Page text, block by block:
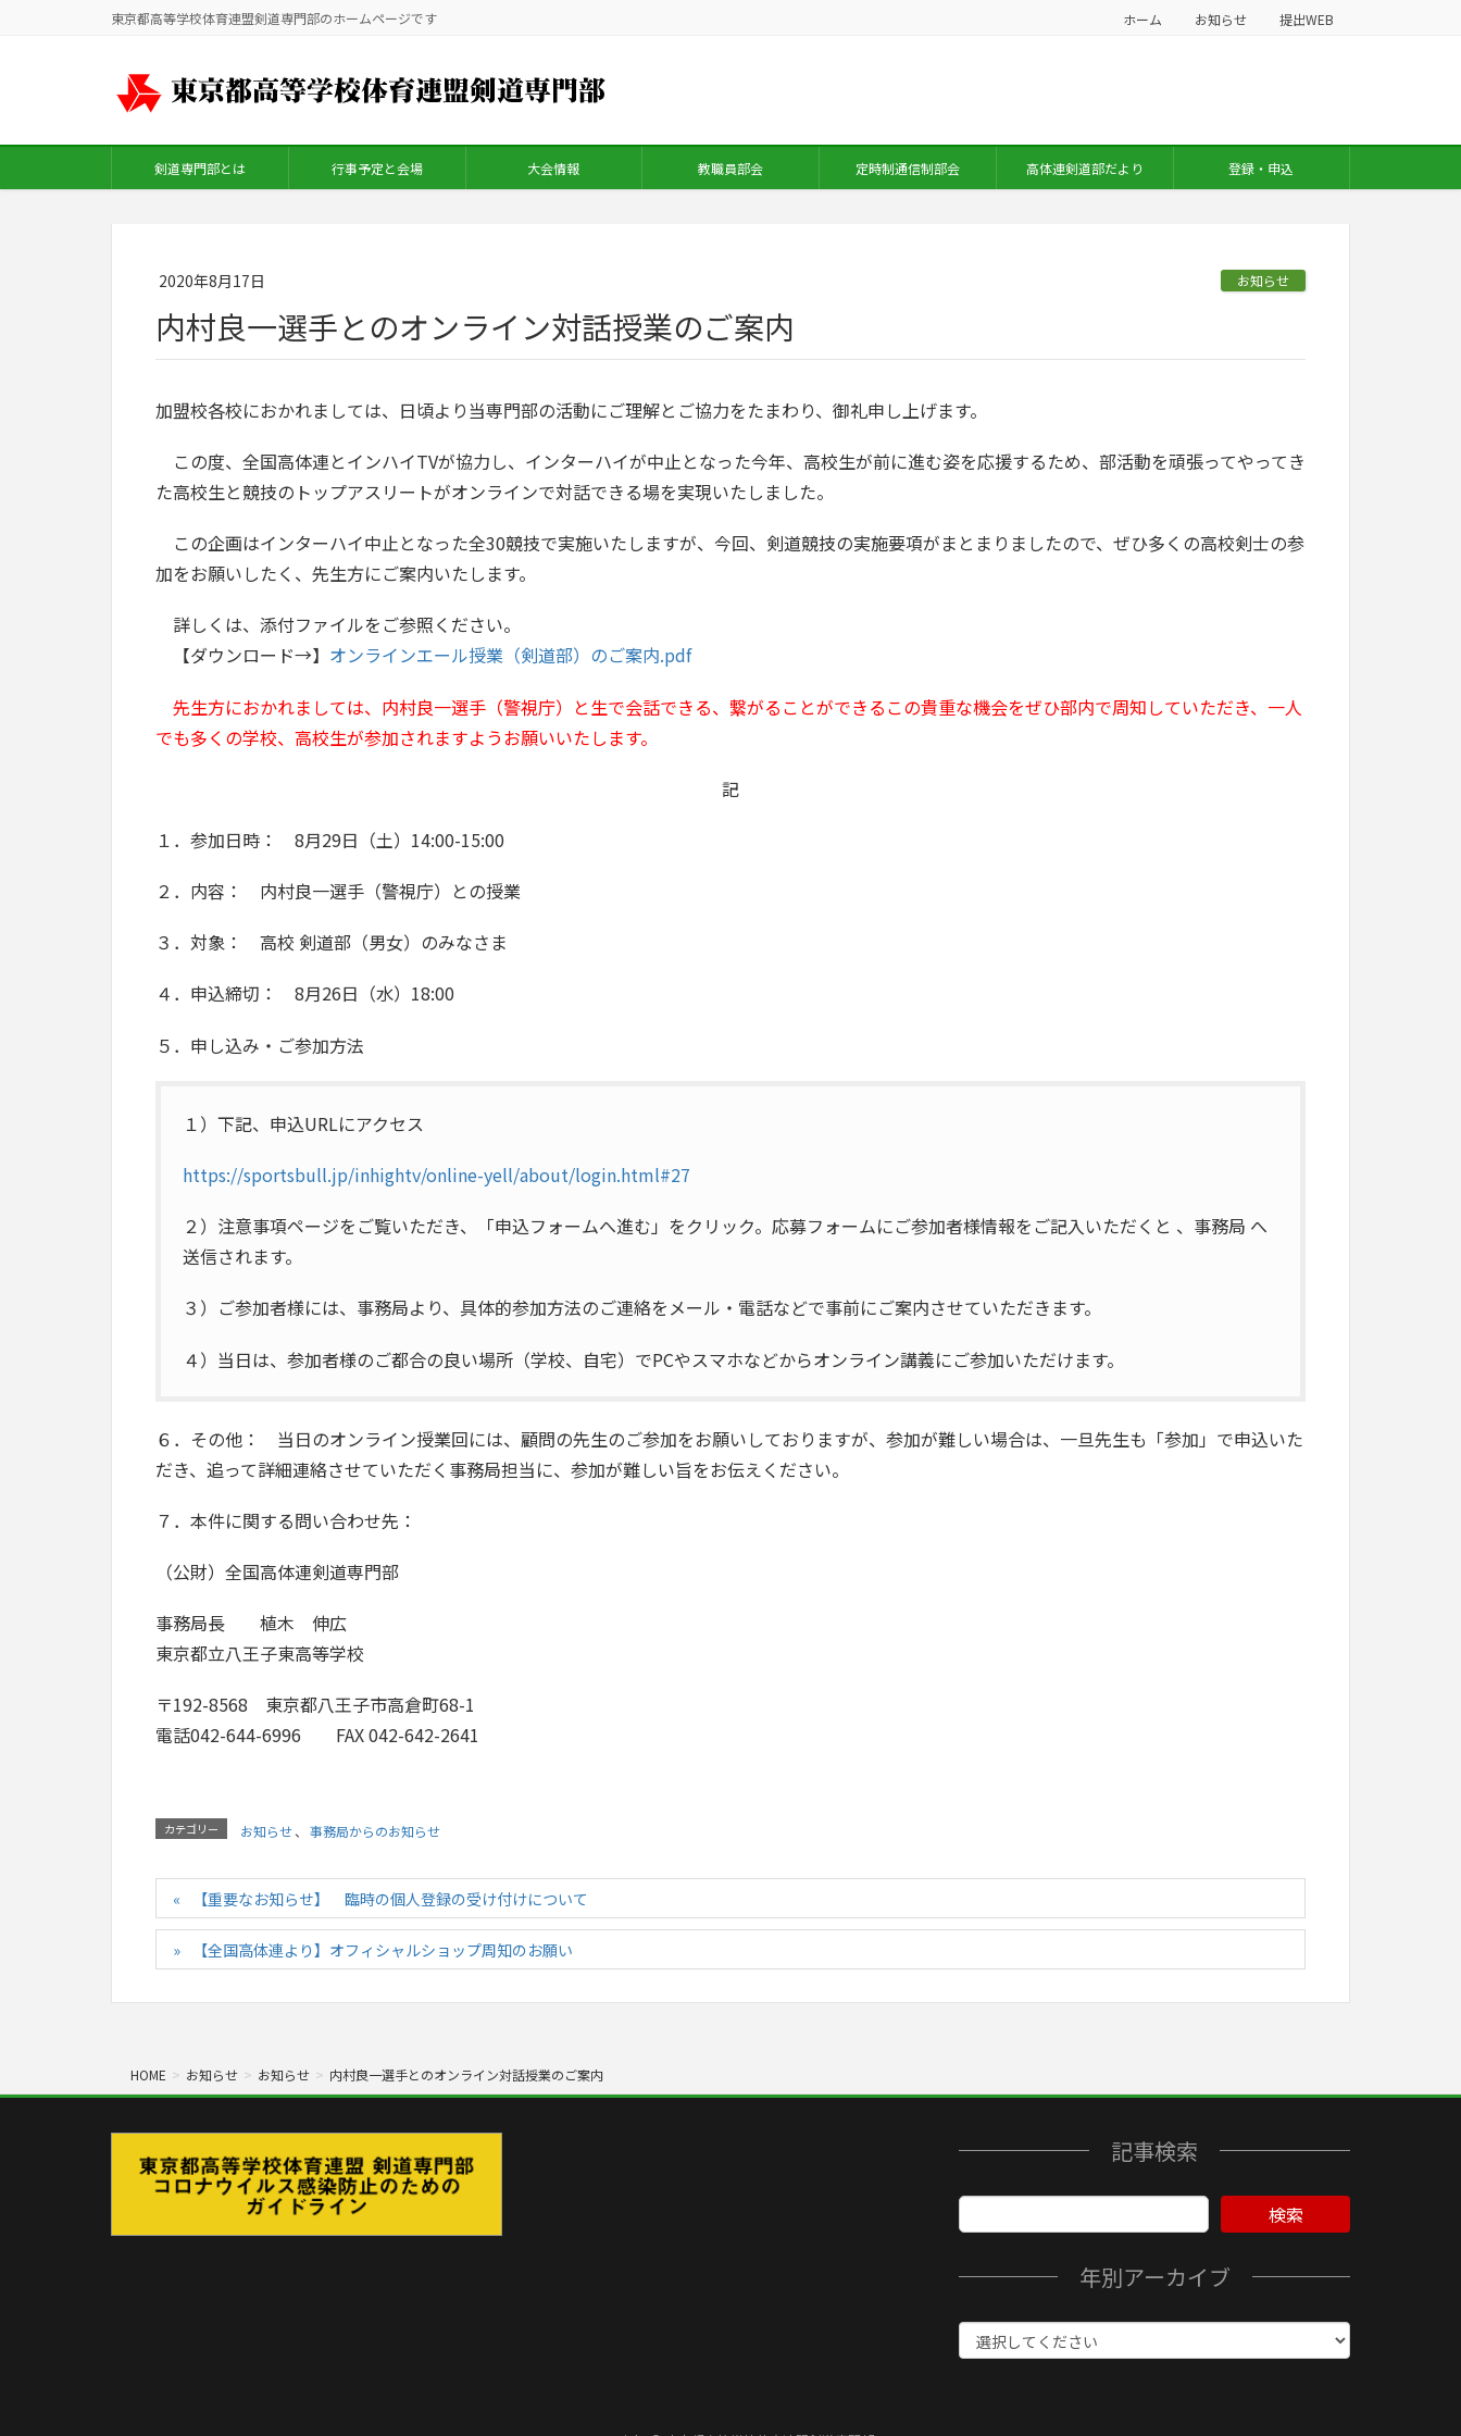
東京都高等学校体育連盟剣道専門部のホームページです ホーム お知らせ 提出WEB
剣道専門部とは 行事予定と会場 大会情報 教職員部会 定時制通信制部会 高体連剣道部だより 登録・申込
2020年8月17日 お知らせ
内村良一選手とのオンライン対話授業のご案内
加盟校各校におかれましては、日頃より当専門部の活動にご理解とご協力をたまわり、御礼申し上げます。
この度、全国高体連とインハイTVが協力し、インターハイが中止となった今年、高校生が前に進む姿を応援するため、部活動を頑張ってやってき
た高校生と競技のトップアスリートがオンラインで対話できる場を実現いたしました。
この企画はインターハイ中止となった全30競技で実施いたしますが、今回、剣道競技の実施要項がまとまりましたので、ぜひ多くの高校剣士の参
加をお願いしたく、先生方にご案内いたします。
詳しくは、添付ファイルをご参照ください。
【ダウンロード→】 オンラインエール授業（剣道部）のご案内.pdf
先生方におかれましては、内村良一選手（警視庁）と生で会話できる、繋がることができるこの貴重な機会をぜひ部内で周知していただき、一人
でも多くの学校、高校生が参加されますようお願いいたします。
記
１．参加日時： 8月29日（土）14:00-15:00
２．内容： 内村良一選手（警視庁）との授業
３．対象： 高校 剣道部（男女）のみなさま
４．申込締切： 8月26日（水）18:00
５．申し込み・ご参加方法
１）下記、申込URLにアクセス​
https://sportsbull.jp/inhightv/online-yell/about/login.html#27
２）注意事項ページをご覧いただき、「申込フォームへ進む」をクリック。応募フォームにご参加者様情報をご記入いただくと 、事務局 へ
送信されます。
３）ご参加者様には、事務局より、具体的参加方法のご連絡をメール・電話などで事前にご案内させていただきます。​
４）当日は、参加者様のご都合の良い場所（学校、自宅）でPCやスマホなどからオンライン講義にご参加いただけます。​
６．その他： 当日のオンライン授業回には、顧問の先生のご参加をお願いしておりますが、参加が難しい場合は、一旦先生も「参加」で申込いた
だき、追って詳細連絡させていただく事務局担当に、参加が難しい旨をお伝えください。
７．本件に関する問い合わせ先：
（公財）全国高体連剣道専門部
事務局長 植木 伸広
東京都立八王子東高等学校
〒192-8568 東京都八王子市高倉町68-1
電話042-644-6996 FAX 042-642-2641
カテゴリー お知らせ、 事務局からのお知らせ
【重要なお知らせ】 臨時の個人登録の受け付けについて
【全国高体連より】オフィシャルショップ周知のお願い
HOME お知らせ お知らせ 内村良一選手とのオンライン対話授業のご案内
記事検索
検索
年別アーカイブ